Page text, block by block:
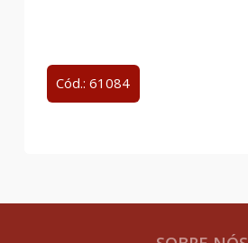
Cód.: 61084